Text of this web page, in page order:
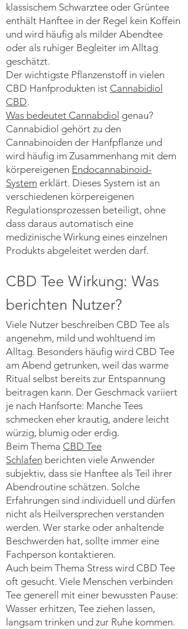
klassischem Schwarztee oder Grüntee
enthält Hanftee in der Regel kein Koffein
und wird häufig als milder Abendtee
oder als ruhiger Begleiter im Alltag
geschätzt.
Der wichtigste Pflanzenstoff in vielen
CBD Hanfprodukten ist Cannabidiol
CBD.
Was bedeutet Cannabdiol genau?
Cannabidiol gehört zu den
Cannabinoiden der Hanfpflanze und
wird häufig im Zusammenhang mit dem
körpereigenen Endocannabinoid-
System erklärt. Dieses System ist an
verschiedenen körpereigenen
Regulationsprozessen beteiligt, ohne
dass daraus automatisch eine
medizinische Wirkung eines einzelnen
Produkts abgeleitet werden darf.
CBD Tee Wirkung: Was
berichten Nutzer?
Viele Nutzer beschreiben CBD Tee als
angenehm, mild und wohltuend im
Alltag. Besonders häufig wird CBD Tee
am Abend getrunken, weil das warme
Ritual selbst bereits zur Entspannung
beitragen kann. Der Geschmack variiert
je nach Hanfsorte: Manche Tees
schmecken eher krautig, andere leicht
würzig, blumig oder erdig.
Beim Thema CBD Tee
Schlafen berichten viele Anwender
subjektiv, dass sie Hanftee als Teil ihrer
Abendroutine schätzen. Solche
Erfahrungen sind individuell und dürfen
nicht als Heilversprechen verstanden
werden. Wer starke oder anhaltende
Beschwerden hat, sollte immer eine
Fachperson kontaktieren.
Auch beim Thema Stress wird CBD Tee
oft gesucht. Viele Menschen verbinden
Tee generell mit einer bewussten Pause:
Wasser erhitzen, Tee ziehen lassen,
langsam trinken und zur Ruhe kommen.